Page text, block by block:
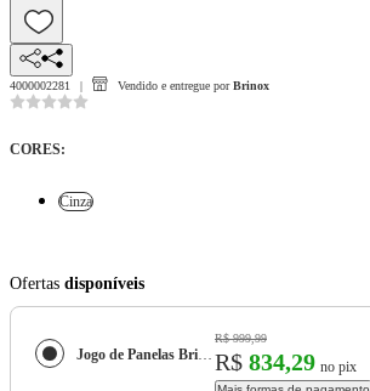
4000002281 Vendido e entregue por Brinox
CORES:
Cinza
Ofertas disponíveis
Jogo de Panelas Brinox Antiaderente Ceramic Life 6 Peças Marble Wood com Indução Cinza Escuro
R$ 999,99
R$ 834,29 no pix